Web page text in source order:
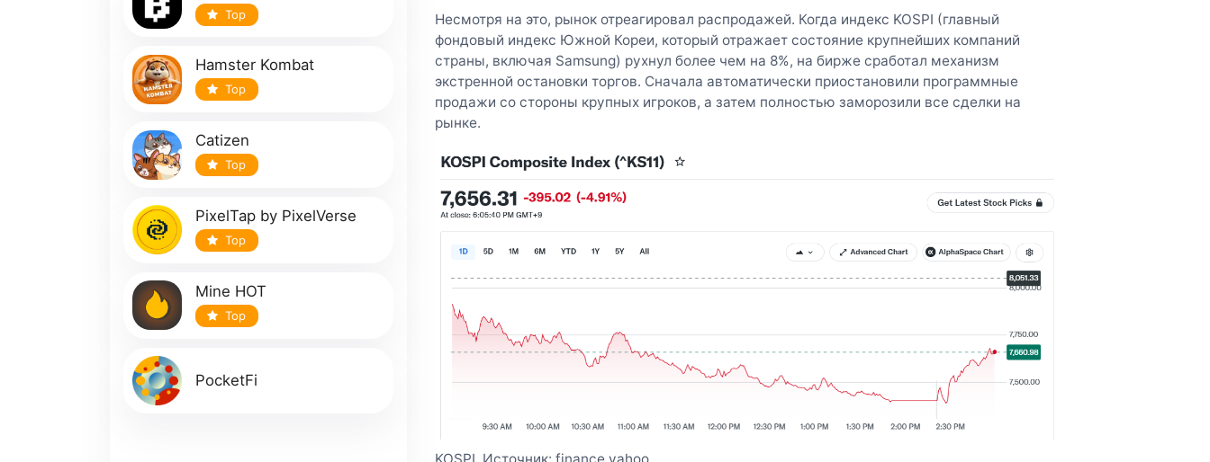
Top
Hamster Kombat
Top
Catizen
Top
PixelTap by PixelVerse
Top
Mine HOT
Top
PocketFi
Несмотря на это, рынок отреагировал распродажей. Когда индекс KOSPI (главный
фондовый индекс Южной Кореи, который отражает состояние крупнейших компаний
страны, включая Samsung) рухнул более чем на 8%, на бирже сработал механизм
экстренной остановки торгов. Сначала автоматически приостановили программные
продажи со стороны крупных игроков, а затем полностью заморозили все сделки на
рынке.